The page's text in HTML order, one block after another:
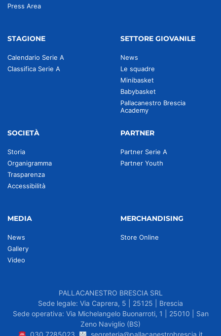
Press Area
STAGIONE
Calendario Serie A
Classifica Serie A
SETTORE GIOVANILE
News
Le squadre
Minibasket
Babybasket
Pallacanestro Brescia
Academy
SOCIETÀ
Storia
Organigramma
Trasparenza
Accessibilità
PARTNER
Partner Serie A
Partner Youth
MEDIA
News
Gallery
Video
MERCHANDISING
Store Online
PALLACANESTRO BRESCIA SRL
Sede legale: Via Caprera, 5 | 25125 | Brescia
Sede operativa: Via Michelangelo Buonarroti, 1 | 25010 | San
Zeno Naviglio (BS)
030.7285023
segreteria@pallacanestrobrescia.it